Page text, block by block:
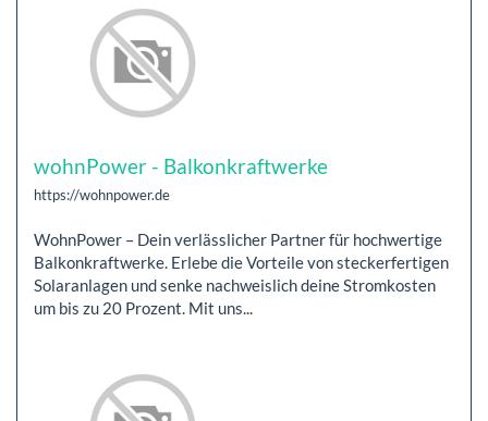
wohnPower - Balkonkraftwerke
https://wohnpower.de
WohnPower – Dein verlässlicher Partner für hochwertige
Balkonkraftwerke. Erlebe die Vorteile von steckerfertigen
Solaranlagen und senke nachweislich deine Stromkosten
um bis zu 20 Prozent. Mit uns...